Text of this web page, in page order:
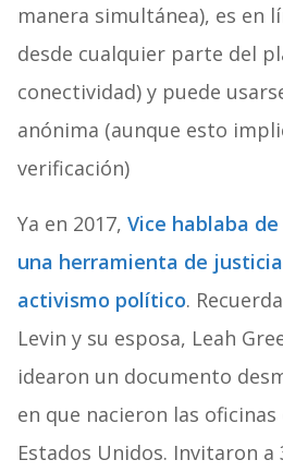
manera simultánea), es en
desde cualquier parte del
conectividad) y puede
anónima (aunque esto
verificación)
Ya en 2017, Vice hablaba
una herramienta de
activismo político.
Levin y su esposa, Leah
idearon un documento
en que nacieron las oficinas
Estados Unidos. Invitaron